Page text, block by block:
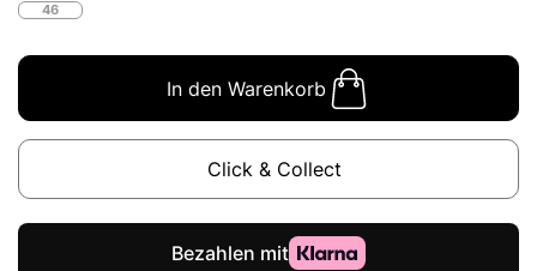
46
In den Warenkorb
Click & Collect